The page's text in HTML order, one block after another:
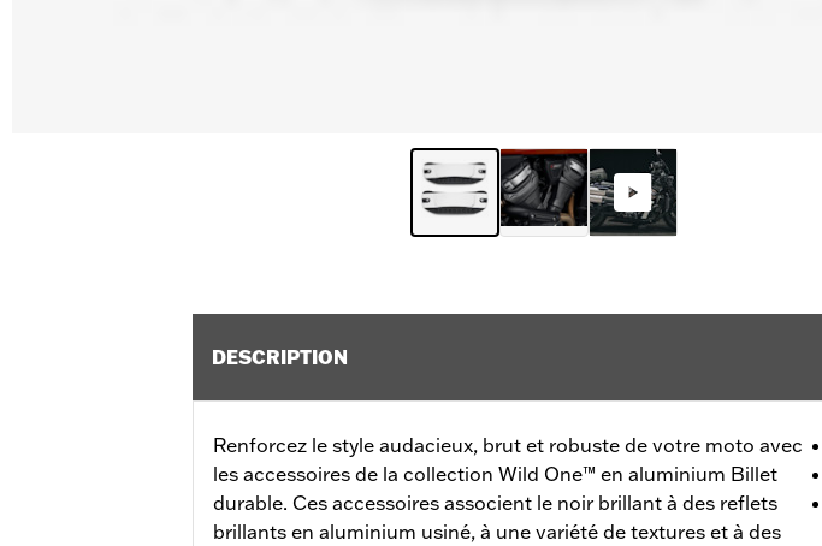
DESCRIPTION
Renforcez le style audacieux, brut et robuste de votre moto avec
les accessoires de la collection Wild One™ en aluminium Billet
durable. Ces accessoires associent le noir brillant à des reflets
brillants en aluminium usiné, à une variété de textures et à des